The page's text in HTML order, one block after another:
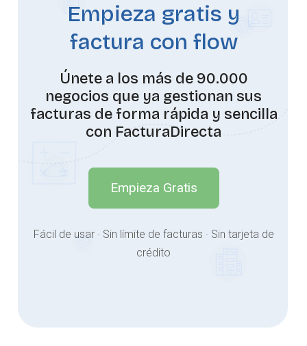
Empieza gratis y
factura con flow
Únete a los más de 90.000
negocios que ya gestionan sus
facturas de forma rápida y sencilla
con FacturaDirecta
Empieza Gratis
Fácil de usar · Sin límite de facturas · Sin tarjeta de
crédito